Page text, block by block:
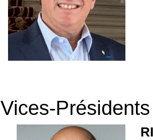
Vices-Présidents